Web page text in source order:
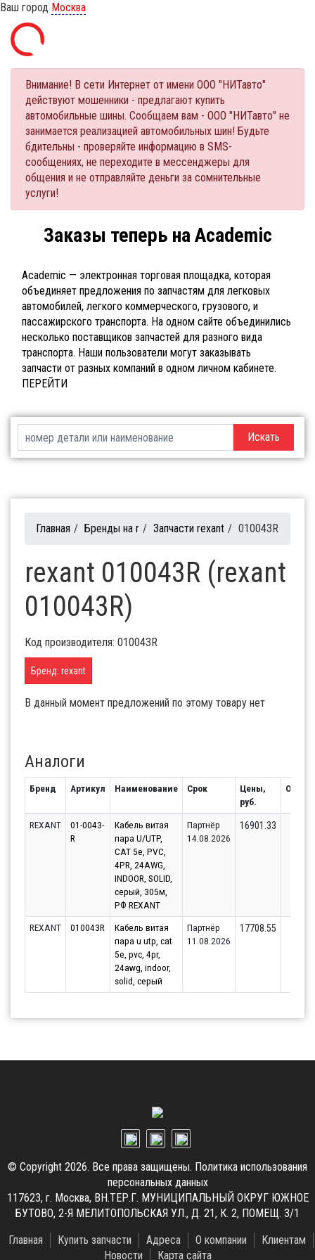
Ваш город Москва
Внимание! В сети Интернет от имени ООО "НИТавто"
действуют мошенники - предлагают купить
автомобильные шины. Сообщаем вам - ООО "НИТавто" не
занимается реализацией автомобильных шин! Будьте
бдительны - проверяйте информацию в SMS-
сообщениях, не переходите в мессенджеры для
общения и не отправляйте деньги за сомнительные
услуги!
Заказы теперь на Academic
Academic — электронная торговая площадка, которая
объединяет предложения по запчастям для легковых
автомобилей, легкого коммерческого, грузового, и
пассажирского транспорта. На одном сайте объединились
несколько поставщиков запчастей для разного вида
транспорта. Наши пользователи могут заказывать
запчасти от разных компаний в одном личном кабинете.
ПЕРЕЙТИ
Искать
Главная / Бренды на r / Запчасти rexant / 010043R
rexant 010043R (rexant
010043R)
Код производителя: 010043R
Бренд: rexant
В данный момент предложений по этому товару нет
Аналоги
Бренд Артикул Наименование Срок
Цены,
руб.
REXANT
01-0043-
R
Кабель витая
пара U/UTP,
CAT 5e, PVC,
4PR, 24AWG,
INDOOR, SOLID,
серый, 305м,
РФ REXANT
Партнёр
14.08.2026
16901.33
REXANT 010043R
Кабель витая
пара u utp, cat
5e, pvc, 4pr,
24awg, indoor,
solid, серый
Партнёр
11.08.2026
17708.55
© Copyright 2026. Все права защищены. Политика использования
персональных данных
117623, г. Москва, ВН.ТЕР.Г. МУНИЦИПАЛЬНЫЙ ОКРУГ ЮЖНОЕ
БУТОВО, 2-Я МЕЛИТОПОЛЬСКАЯ УЛ., Д. 21, К. 2, ПОМЕЩ. 3/1
Главная
Купить запчасти Адреса О компании
Клиентам
Новости
Карта сайта